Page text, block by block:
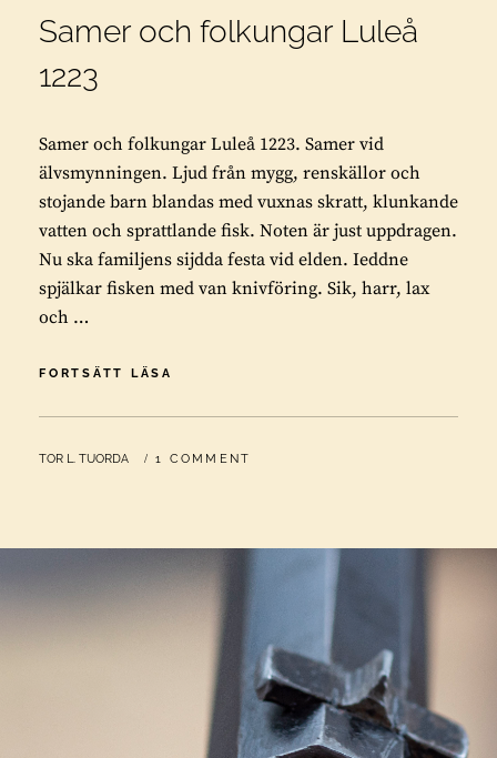
Samer och folkungar Luleå
1223
Samer och folkungar Luleå 1223. Samer vid
älvsmynningen. Ljud från mygg, renskällor och
stojande barn blandas med vuxnas skratt, klunkande
vatten och sprattlande fisk. Noten är just uppdragen.
Nu ska familjens sijdda festa vid elden. Ieddne
spjälkar fisken med van knivföring. Sik, harr, lax
och …
FORTSÄTT LÄSA
FOLKUNGAR
1223
BY
TOR L. TUORDA 1 COMMENT